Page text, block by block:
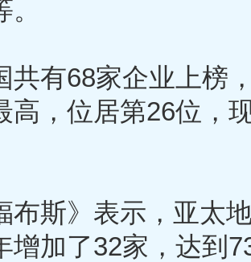
有68家企业上榜
高，位居第26位，
斯》表示，亚太地
增加了32家，达到